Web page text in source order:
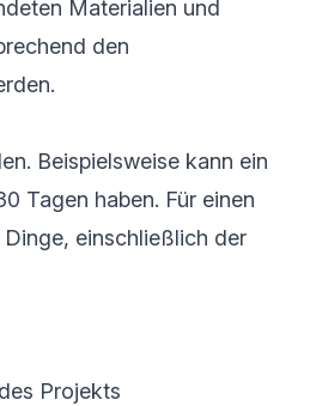
Materialien und
den
Beispielsweise kann ein
Tagen haben. Für einen
einschließlich der
Projekts